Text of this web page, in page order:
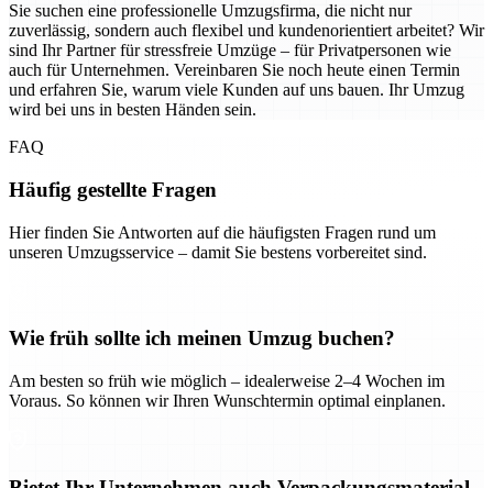
Sie suchen eine professionelle Umzugsfirma, die nicht nur
zuverlässig, sondern auch flexibel und kundenorientiert arbeitet? Wir
sind Ihr Partner für stressfreie Umzüge – für Privatpersonen wie
auch für Unternehmen. Vereinbaren Sie noch heute einen Termin
und erfahren Sie, warum viele Kunden auf uns bauen. Ihr Umzug
wird bei uns in besten Händen sein.
FAQ
Häufig gestellte Fragen
Hier finden Sie Antworten auf die häufigsten Fragen rund um
unseren Umzugsservice – damit Sie bestens vorbereitet sind.
Wie früh sollte ich meinen Umzug buchen?
Am besten so früh wie möglich – idealerweise 2–4 Wochen im
Voraus. So können wir Ihren Wunschtermin optimal einplanen.